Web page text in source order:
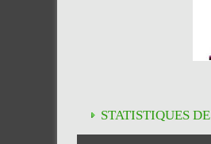
STATISTIQUES DE